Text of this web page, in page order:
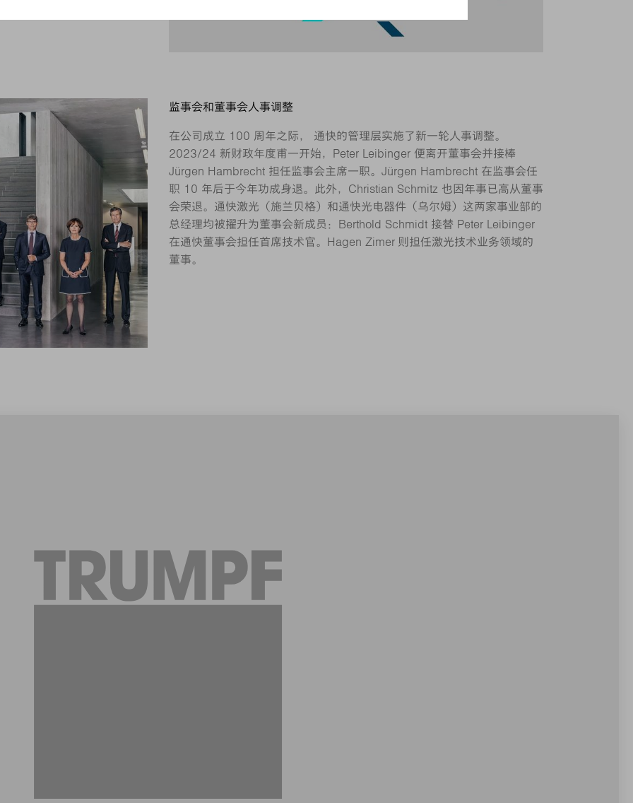
监事会和董事会人事调整
在公司成立 100 周年之际， 通快的管理层实施了新一轮人事调整。
2023/24 新财政年度甫一开始，Peter Leibinger 便离开董事会并接棒
Jürgen Hambrecht 担任监事会主席一职。Jürgen Hambrecht 在监事会任
职 10 年后于今年功成身退。此外，Christian Schmitz 也因年事已高从董事
会荣退。通快激光（施兰贝格）和通快光电器件（乌尔姆）这两家事业部的
总经理均被擢升为董事会新成员：Berthold Schmidt 接替 Peter Leibinger
在通快董事会担任首席技术官。Hagen Zimer 则担任激光技术业务领域的
董事。